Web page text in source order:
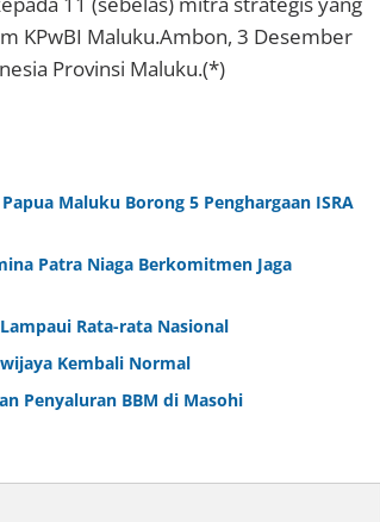
KPwBI Maluku.Ambon, 3 Desember
Provinsi Maluku.(*)
Maluku Borong 5 Penghargaan ISRA
Patra Niaga Berkomitmen Jaga
Rata-rata Nasional
Kembali Normal
Penyaluran BBM di Masohi